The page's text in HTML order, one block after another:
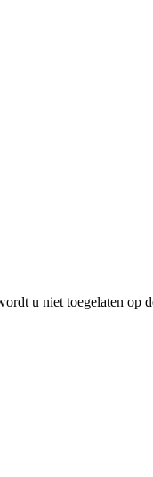
u niet toegelaten op